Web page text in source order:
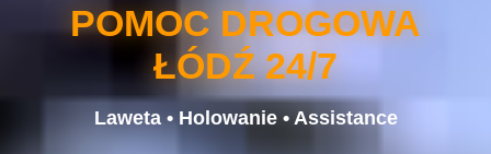
POMOC DROGOWA
ŁÓDŹ 24/7
Laweta • Holowanie • Assistance